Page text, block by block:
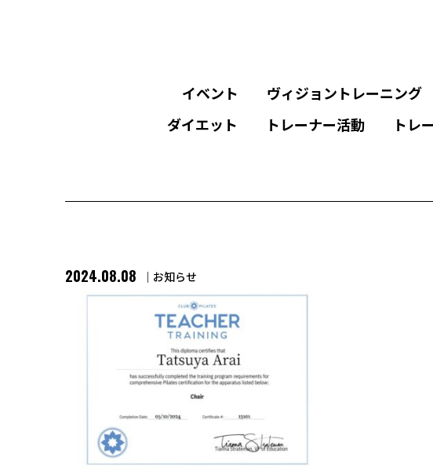
イベント ヴィジョントレーニング
ダイエット
トレーナー活動 トレ
2024.08.08 お知らせ